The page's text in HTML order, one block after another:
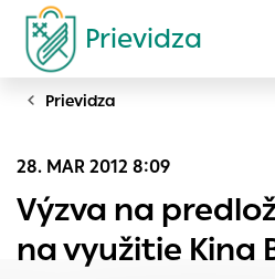
Prievidza
Vyhľadávanie
Prievidza
28. MAR 2012 8:09
Výzva na
na využitie Kina
Nastavenie cookies
Cookies sú malé súbory, do
ukladať informácie o vašej